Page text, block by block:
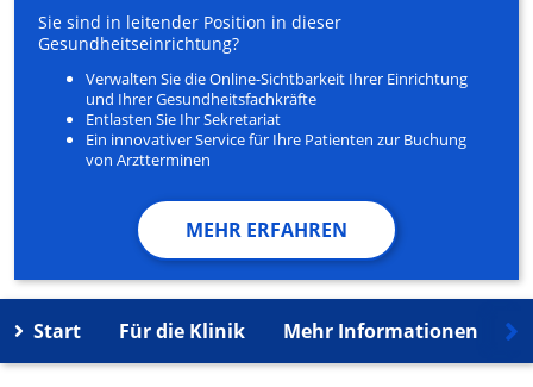
Sie sind in leitender Position in dieser
Gesundheitseinrichtung?
Verwalten Sie die Online-Sichtbarkeit Ihrer Einrichtung
und Ihrer Gesundheitsfachkräfte
Entlasten Sie Ihr Sekretariat
Ein innovativer Service für Ihre Patienten zur Buchung
von Arztterminen
MEHR ERFAHREN
Start Für die Klinik Mehr Informationen